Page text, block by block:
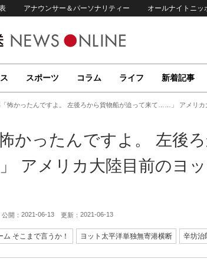
アナウンサー＆パーソナリティー オールナイトニッ
スポーツ コラム ライフ 新着記事
怖かったんですよ。 左後ろから貨物船が迫って来て……」 アメリカ
かったんですよ。 左後
アメリカ大陸目前のヨ
開： 2021-06-13 更新： 2021-06-13
ム そこまで言うか！ ヨット太平洋単独無寄港横断 辛坊治